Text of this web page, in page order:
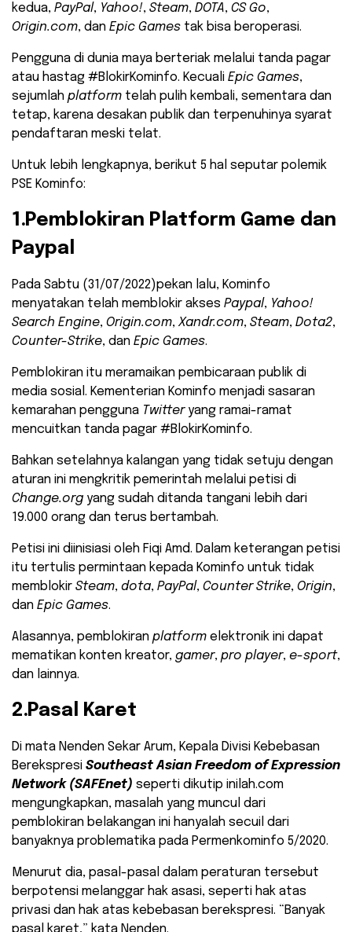
kedua, PayPal, Yahoo!, Steam, DOTA, CS Go,
Origin.com, dan Epic Games tak bisa beroperasi.
Pengguna di dunia maya berteriak melalui tanda pagar
atau hastag #BlokirKominfo. Kecuali Epic Games,
sejumlah platform telah pulih kembali, sementara dan
tetap, karena desakan publik dan terpenuhinya syarat
pendaftaran meski telat.
Untuk lebih lengkapnya, berikut 5 hal seputar polemik
PSE Kominfo:
1.Pemblokiran Platform Game dan
Paypal
Pada Sabtu (31/07/2022)pekan lalu, Kominfo
menyatakan telah memblokir akses Paypal, Yahoo!
Search Engine, Origin.com,Xandr.com, Steam, Dota2,
Counter-Strike, dan Epic Games.
Pemblokiran itu meramaikan pembicaraan publik di
media sosial. Kementerian Kominfo menjadi sasaran
kemarahan pengguna Twitter yang ramai-ramat
mencuitkan tanda pagar #BlokirKominfo.
Bahkan setelahnya kalangan yang tidak setuju dengan
aturan ini mengkritik pemerintah melalui petisi di
Change.org yang sudah ditanda tangani lebih dari
19.000 orang dan terus bertambah.
Petisi ini diinisiasi oleh Fiqi Amd. Dalam keterangan petisi
itu tertulis permintaan kepada Kominfo untuk tidak
memblokir Steam, dota, PayPal, Counter Strike, Origin,
dan Epic Games.
Alasannya, pemblokiran platform elektronik ini dapat
mematikan konten kreator, gamer, pro player, e-sport,
dan lainnya.
2.Pasal Karet
Di mata Nenden Sekar Arum, Kepala Divisi Kebebasan
Berekspresi Southeast Asian Freedom of Expression
Network (SAFEnet) seperti dikutip inilah.com
mengungkapkan, masalah yang muncul dari
pemblokiran belakangan ini hanyalah secuil dari
banyaknya problematika pada Permenkominfo 5/2020.
Menurut dia, pasal-pasal dalam peraturan tersebut
berpotensi melanggar hak asasi, seperti hak atas
privasi dan hak atas kebebasan berekspresi. “Banyak